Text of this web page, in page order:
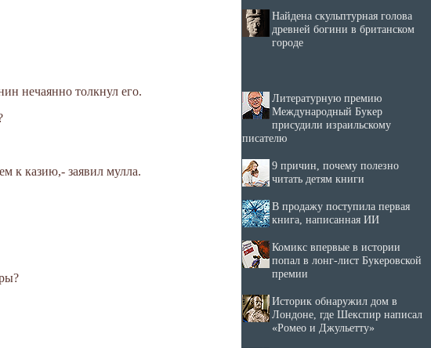
нечаянно толкнул его.
к казию,- заявил мулла.
Найдена скульптурная голова
древней богини в британском
городе
Литературную премию
Международный Букер
присудили израильскому
писателю
9 причин, почему полезно
читать детям книги
В продажу поступила первая
книга, написанная ИИ
Комикс впервые в истории
попал в лонг-лист Букеровской
премии
Историк обнаружил дом в
Лондоне, где Шекспир написал
«Ромео и Джульетту»